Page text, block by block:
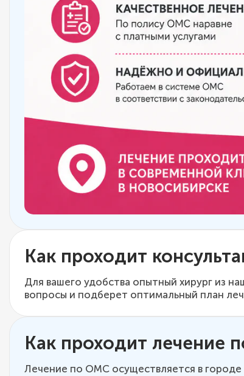
Как проходит
Для вашего удобства опытный хирург из
вопросы и подберет оптимальный план
Как проходит лечение
Лечение по ОМС осуществляется в